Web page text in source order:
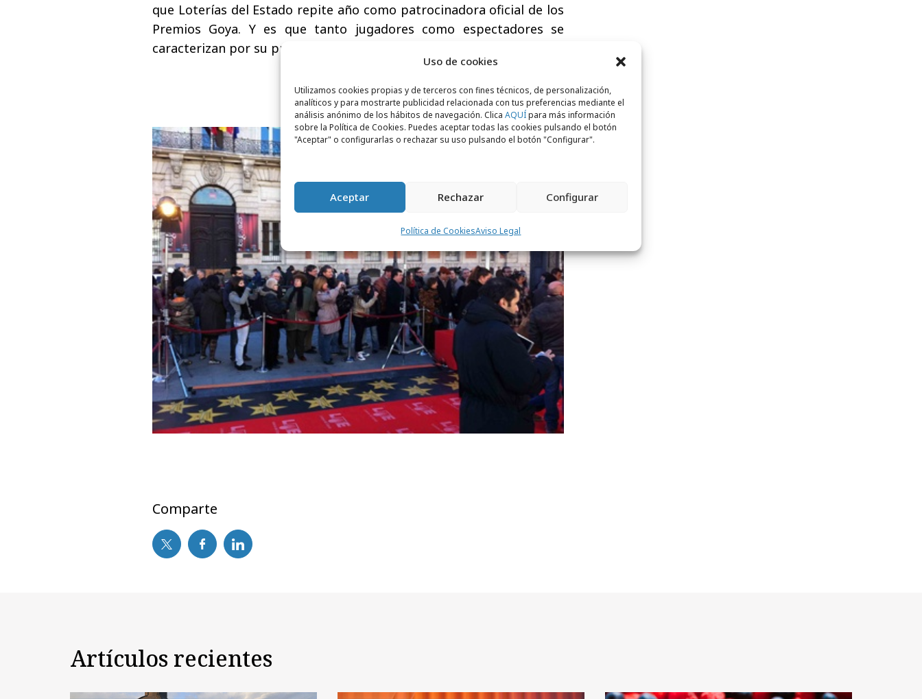
Uso de cookies
Utilizamos cookies propias y de terceros con fines técnicos, de personalización,
analíticos y para mostrarte publicidad relacionada con tus preferencias mediante el
análisis anónimo de los hábitos de navegación. Clica AQUÍpara más información
sobre la Política de Cookies. Puedes aceptar todas las cookies pulsando el botón
"Aceptar" o configurarlas o rechazar su uso pulsando el botón "Configurar".
Aceptar Rechazar Configurar
Política de CookiesAviso Legal
que Loterías del Estado repite año como patrocinadora oficial de los
Premios Goya. Y es que tanto jugadores como espectadores se
caracterizan por su predisposición a soñar.
Comparte
Artículos recientes